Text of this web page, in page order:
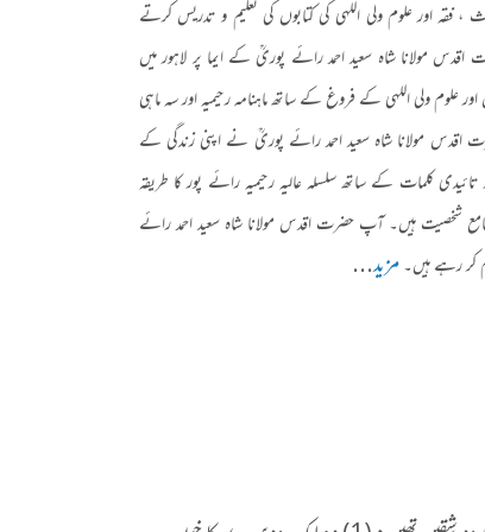
اور علوم ولی اللہی کی کتابوں کی تعلیم و تدریس کرتے
مولانا شاہ سعید احمد رائے پوریؒ کے ایما پر لاہور میں
ولی اللہی کے فروغ کے ساتھ ماہنامہ رحیمیہ اور سہ ماہی
مولانا شاہ سعید احمد رائے پوریؒ نے اپنی زندگی کے
کلمات کے ساتھ سلسلہ عالیہ رحیمیہ رائے پور کا طریقہ
شخصیت ہیں۔ آپ حضرت اقدس مولانا شاہ سعید احمد رائے
کر رہے ہیں۔مزید...